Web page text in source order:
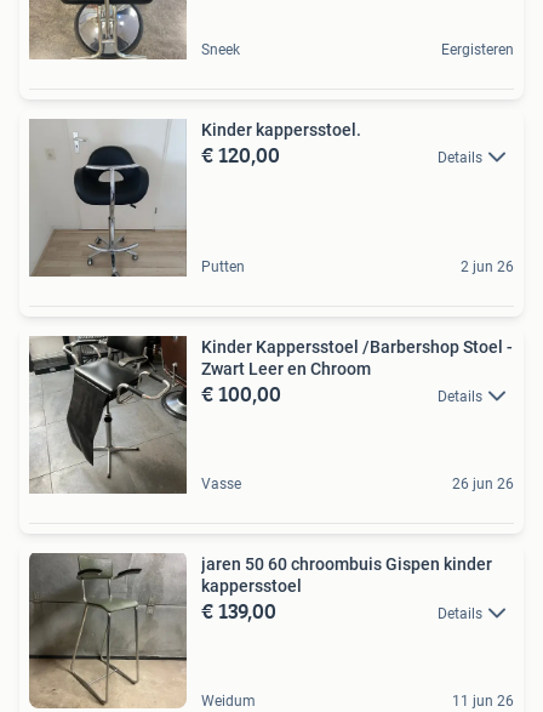
Sneek Eergisteren
Kinder kappersstoel.
€ 120,00 Details
Putten 2 jun 26
Kinder Kappersstoel /Barbershop Stoel -
Zwart Leer en Chroom
€ 100,00 Details
Vasse 26 jun 26
jaren 50 60 chroombuis Gispen kinder
kappersstoel
€ 139,00 Details
Weidum 11 jun 26